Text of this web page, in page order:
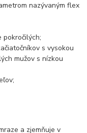
nazývaným flex
pokročilých;
s vysokou
mužov s nízkou
a zjemňuje v